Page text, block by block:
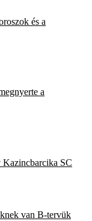
és a
a
SC
van B-tervük